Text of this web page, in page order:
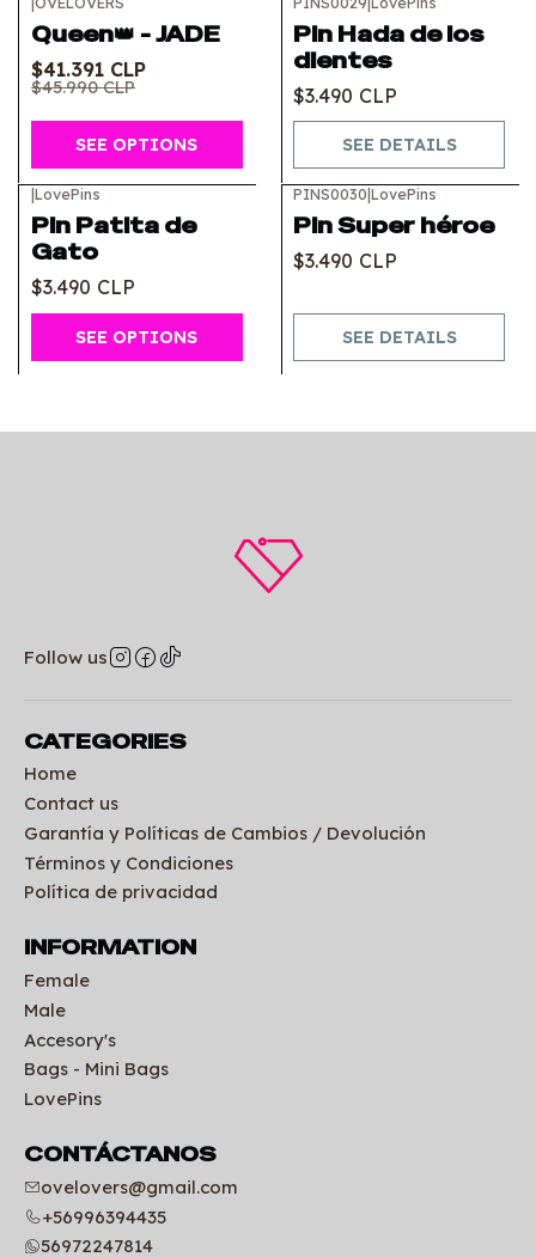
Queen👑 - JADE
$41.391 CLP
$45.990 CLP
SEE OPTIONS
Out of stock
Pin Hada de los
dientes
$3.490 CLP
SEE DETAILS
|LovePins
Pin Patita de
Gato
$3.490 CLP
SEE OPTIONS
PINS0030|LovePins
Pin Super héroe
$3.490 CLP
SEE DETAILS
Follow us
CATEGORIES
Home
Contact us
Garantía y Políticas de Cambios / Devolución
Términos y Condiciones
Política de privacidad
INFORMATION
Female
Male
Accesory's
Bags - Mini Bags
LovePins
CONTÁCTANOS
ovelovers@gmail.com
+56996394435
56972247814